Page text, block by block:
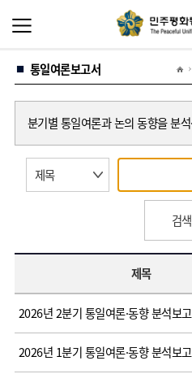
통일여론보고서
분기별 통일여론과 논의 동향을 분
검색
제목
2026년 2분기 통일여론·동향 분석보
2026년 1분기 통일여론·동향 분석보